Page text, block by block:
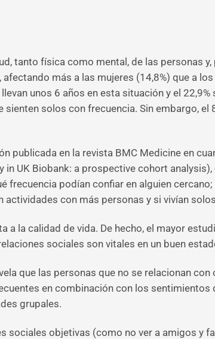
tanto física como mental, de las personas
más a las mujeres (14,8%) que a
unos 6 años en esta situación y el
solos con frecuencia. Sin embargo, el
publicada en la revista BMC Medicine en
UK Biobank: a prospective cohort
podían confiar en alguien
con más personas y si vivían
a la calidad de vida. De hecho, el mayor
sociales son vitales en un buen
que las personas que no se relacionan
en combinación con los sentimientos
grupales.
sociales objetivas (como no ver a amigos y